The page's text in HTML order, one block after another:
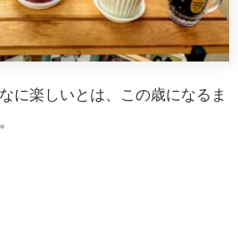
に楽しいとは、この歳になるま